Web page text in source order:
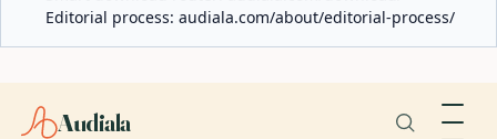
Editorial process: audiala.com/about/editorial-process/
Audiala